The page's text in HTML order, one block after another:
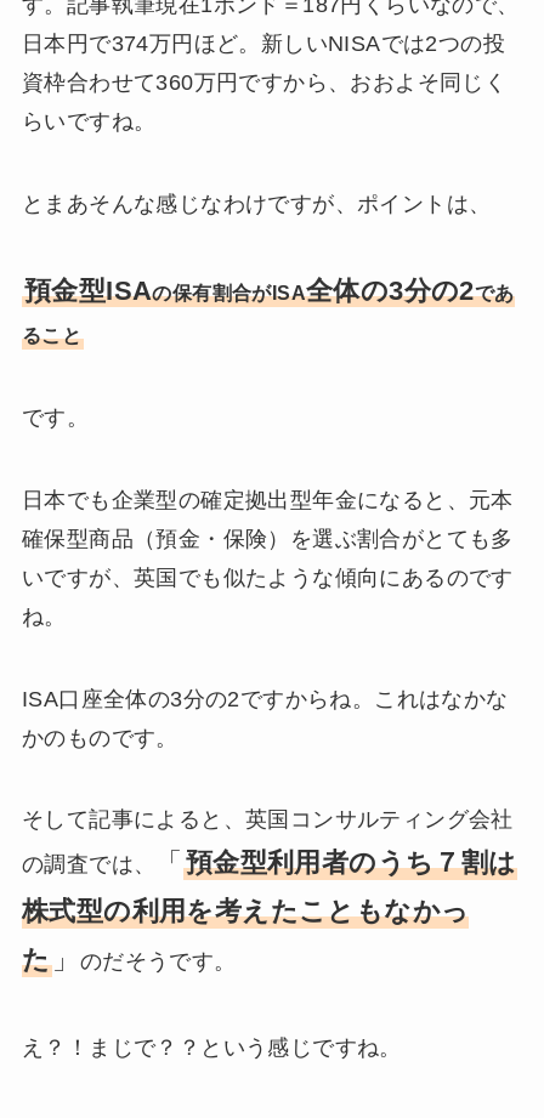
す。記事執筆現在1ポンド＝187円くらいなので、
日本円で374万円ほど。新しいNISAでは2つの投
資枠合わせて360万円ですから、おおよそ同じく
らいですね。
とまあそんな感じなわけですが、ポイントは、
預金型ISAの保有割合がISA全体の3分の2であ
ること
です。
日本でも企業型の確定拠出型年金になると、元本
確保型商品（預金・保険）を選ぶ割合がとても多
いですが、英国でも似たような傾向にあるのです
ね。
ISA口座全体の3分の2ですからね。これはなかな
かのものです。
そして記事によると、英国コンサルティング会社
の調査では、
「 預金型利用者のうち７割は
株式型の利用を考えたこともなかっ
た 」 のだそうです。
え？！まじで？？という感じですね。